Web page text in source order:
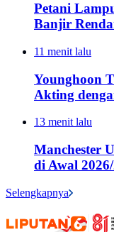
Petani
Banjir
11 menit lalu
Younghoon
Akting
13 menit lalu
Manchester
di Awal
Selengkapnya